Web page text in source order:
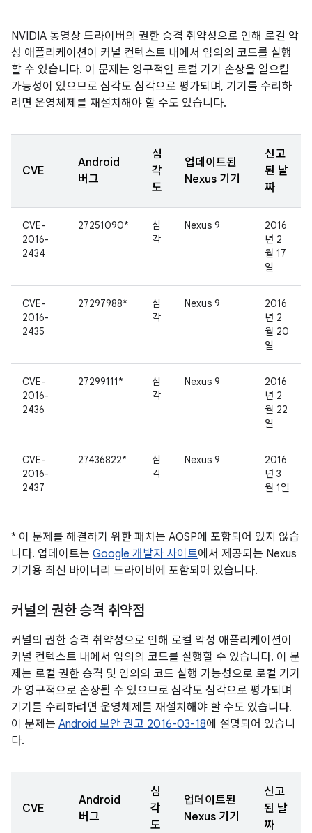
NVIDIA 동영상 드라이버의 권한 승격 취약성으로 인해 로컬 악
성 애플리케이션이 커널 컨텍스트 내에서 임의의 코드를 실행
할 수 있습니다. 이 문제는 영구적인 로컬 기기 손상을 일으킬
가능성이 있으므로 심각도 심각으로 평가되며, 기기를 수리하
려면 운영체제를 재설치해야 할 수도 있습니다.
CVE
Android
버그
심
각
도
업데이트된
Nexus 기기
신고
된 날
짜
CVE-
2016-
2434
27251090*
심
각
Nexus 9
2016
년 2
월 17
일
CVE-
2016-
2435
27297988*
심
각
Nexus 9
2016
년 2
월 20
일
CVE-
2016-
2436
27299111*
심
각
Nexus 9
2016
년 2
월 22
일
CVE-
2016-
2437
27436822*
심
각
Nexus 9
2016
년 3
월 1일
* 이 문제를 해결하기 위한 패치는 AOSP에 포함되어 있지 않습
니다. 업데이트는 Google 개발자 사이트에서 제공되는 Nexus
기기용 최신 바이너리 드라이버에 포함되어 있습니다.
커널의 권한 승격 취약점
커널의 권한 승격 취약성으로 인해 로컬 악성 애플리케이션이
커널 컨텍스트 내에서 임의의 코드를 실행할 수 있습니다. 이 문
제는 로컬 권한 승격 및 임의의 코드 실행 가능성으로 로컬 기기
가 영구적으로 손상될 수 있으므로 심각도 심각으로 평가되며
기기를 수리하려면 운영체제를 재설치해야 할 수도 있습니다.
이 문제는 Android 보안 권고 2016-03-18에 설명되어 있습니
다.
CVE
Android
버그
심
각
도
업데이트된
Nexus 기기
신고
된 날
짜